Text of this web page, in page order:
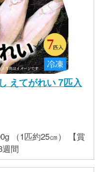
えてがれい 7匹入
1匹約25㎝） 【賞
間